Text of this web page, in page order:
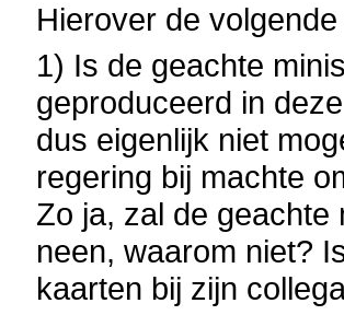
Hierover de
1) Is de geachte
geproduceerd in
dus eigenlijk niet
regering bij machte
Zo ja, zal de
neen, waarom niet?
kaarten bij zijn